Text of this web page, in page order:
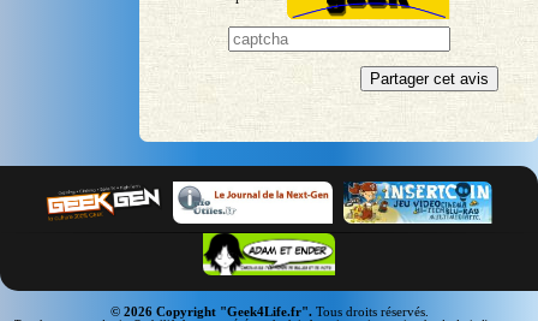
© 2026 Copyright "Geek4Life.fr".Tous droits réservés.